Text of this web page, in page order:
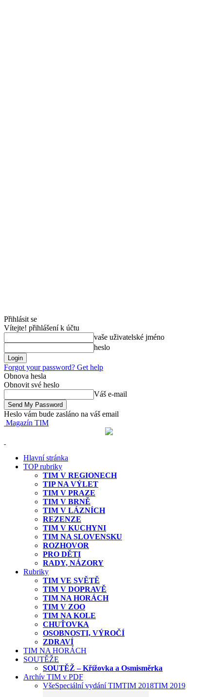
Přihlásit se
Vítejte! přihlášení k účtu
vaše uživatelské jméno
heslo
Forgot your password? Get help
Obnova hesla
Obnovit své heslo
Váš e-mail
Heslo vám bude zasláno na váš email
Magazín TIM
Hlavní stránka
TOP rubriky
TIM V REGIONECH
TIP NA VÝLET
TIM V PRAZE
TIM V BRNĚ
TIM V LÁZNÍCH
REZENZE
TIM V KUCHYNI
TIM NA SLOVENSKU
ROZHOVOR
PRO DĚTI
RADY, NÁZORY
Rubriky
TIM VE SVĚTĚ
TIM V DOPRAVĚ
TIM NA HORÁCH
TIM V ZOO
TIM NA KOLE
CHUŤOVKA
OSOBNOSTI, VÝROČÍ
ZDRAVÍ
TIM NA HORÁCH
SOUTĚŽE
SOUTĚŽ – Křížovka a Osmisměrka
Archív TIM v PDF
VšeSpeciální vydání TIMTIM 2018TIM 2019